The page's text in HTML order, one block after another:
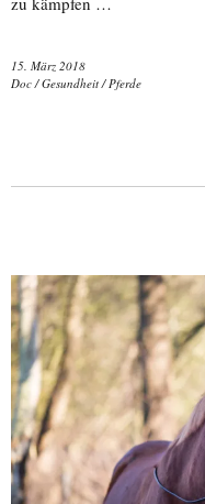
15. März 2018
Doc/Gesundheit/Pferde